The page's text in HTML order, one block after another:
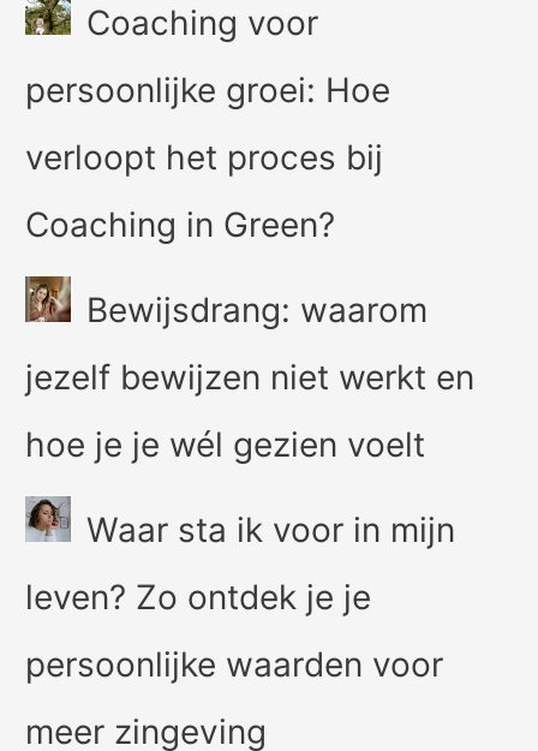
Coaching voor
persoonlijke groei: Hoe
verloopt het proces bij
Coaching in Green?
Bewijsdrang: waarom
jezelf bewijzen niet werkt en
hoe je je wél gezien voelt
Waar sta ik voor in mijn
leven? Zo ontdek je je
persoonlijke waarden voor
meer zingeving